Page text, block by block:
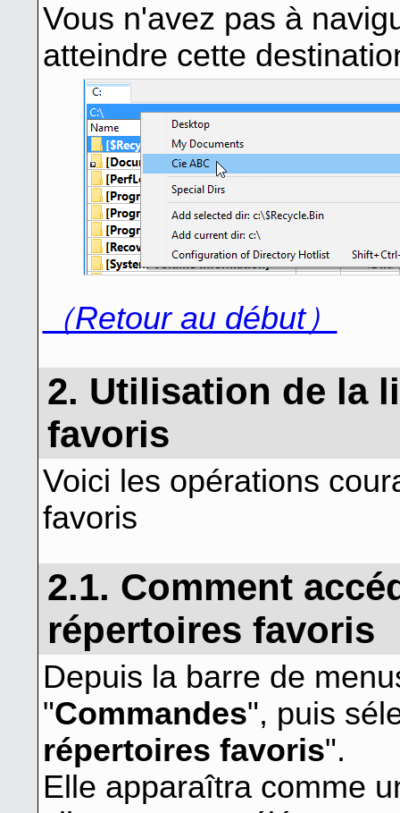
Vous n'avez pas à
atteindre cette
（Retour au début）
2. Utilisation de la
favoris
Voici les opérations
favoris
2.1. Comment
répertoires favoris
Depuis la barre de
"Commandes", puis
répertoires favoris".
Elle apparaîtra comme